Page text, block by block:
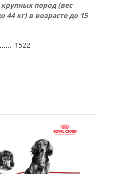
пород (вес
44 кг) в возрасте до 15
1522